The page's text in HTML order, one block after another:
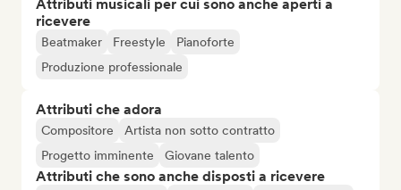
Attributi musicali per cui sono anche aperti a
ricevere
Beatmaker Freestyle
Pianoforte
Produzione professionale
Attributi che adora
Compositore
Artista non sotto contratto
Progetto imminente
Giovane talento
Attributi che sono anche disposti a ricevere